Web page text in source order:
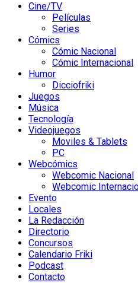
Cine/TV
Películas
Series
Cómics
Cómic Nacional
Cómic Internacional
Humor
Dicciofriki
Juegos
Música
Tecnología
Videojuegos
Moviles & Tablets
PC
Webcómics
Webcomic Nacional
Webcomic
Evento
Locales
La Redacción
Directorio
Concursos
Calendario Friki
Podcast
Contacto